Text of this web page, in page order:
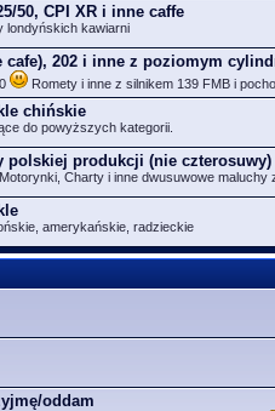
50, CPI XR i inne caffe
londyńskich kawiarni
cafe), 202 i inne z poziomym
Romety i inne z silnikem 139 FMB i
chińskie
do powyższych kategorii.
polskiej produkcji (nie czterosuwy)
Charty i inne dwusuwowe maluchy
amerykańskie, radzieckie
oddam